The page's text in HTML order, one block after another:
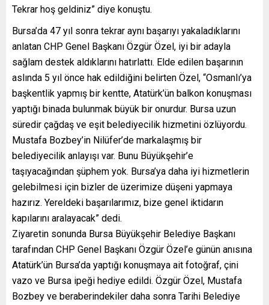
Tekrar hoş geldiniz” diye konuştu.
Bursa’da 47 yıl sonra tekrar aynı başarıyı yakaladıklarını
anlatan CHP Genel Başkanı Özgür Özel, iyi bir adayla
sağlam destek aldıklarını hatırlattı. Elde edilen başarının
aslında 5 yıl önce hak edildiğini belirten Özel, “Osmanlı’ya
başkentlik yapmış bir kentte, Atatürk’ün balkon konuşması
yaptığı binada bulunmak büyük bir onurdur. Bursa uzun
süredir çağdaş ve eşit belediyecilik hizmetini özlüyordu.
Mustafa Bozbey’in Nilüfer’de markalaşmış bir
belediyecilik anlayışı var. Bunu Büyükşehir’e
taşıyacağından şüphem yok. Bursa’ya daha iyi hizmetlerin
gelebilmesi için bizler de üzerimize düşeni yapmaya
hazırız. Yereldeki başarılarımız, bize genel iktidarın
kapılarını aralayacak” dedi.
Ziyaretin sonunda Bursa Büyükşehir Belediye Başkanı
tarafından CHP Genel Başkanı Özgür Özel’e günün anısına
Atatürk’ün Bursa’da yaptığı konuşmaya ait fotoğraf, çini
vazo ve Bursa ipeği hediye edildi. Özgür Özel, Mustafa
Bozbey ve beraberindekiler daha sonra Tarihi Belediye